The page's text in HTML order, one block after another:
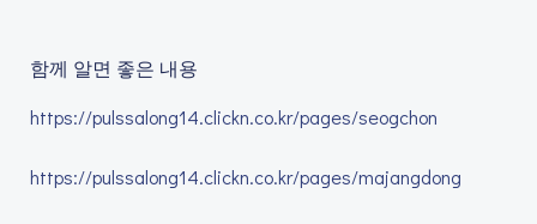
함께 알면 좋은 내용
https://pulssalong14.clickn.co.kr/pages/seogchon
https://pulssalong14.clickn.co.kr/pages/majangdong